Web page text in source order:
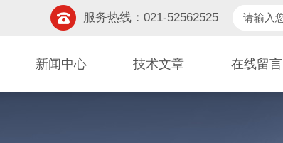
服务热线：021-52562525
新闻中心 技术文章 在线留言